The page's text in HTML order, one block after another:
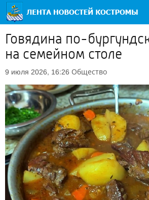
Говядина по-
на семейном столе
9 июля 2026, 16:26 Общество